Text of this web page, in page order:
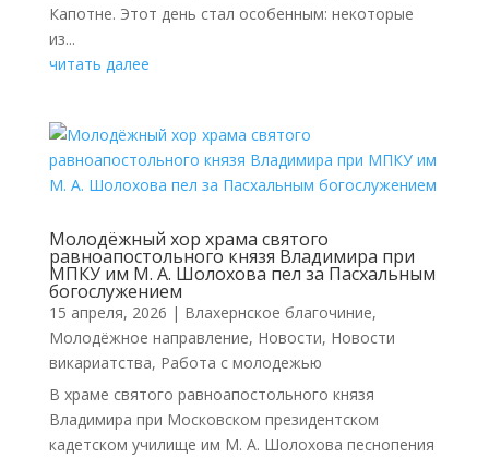
Капотне. Этот день стал особенным: некоторые
из...
читать далее
Молодёжный хор храма святого
равноапостольного князя Владимира при
МПКУ им М. А. Шолохова пел за Пасхальным
богослужением
15 апреля, 2026 | Влахернское благочиние,
Молодёжное направление, Новости, Новости
викариатства, Работа с молодежью
В храме святого равноапостольного князя
Владимира при Московском президентском
кадетском училище им М. А. Шолохова песнопения